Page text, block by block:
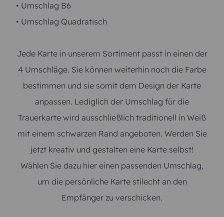
• Umschlag B6
• Umschlag Quadratisch
Jede Karte in unserem Sortiment passt in einen der
4 Umschläge. Sie können weiterhin noch die Farbe
bestimmen und sie somit dem Design der Karte
anpassen. Lediglich der Umschlag für die
Trauerkarte wird ausschließlich traditionell in Weiß
mit einem schwarzen Rand angeboten. Werden Sie
jetzt kreativ und gestalten eine Karte selbst!
Wählen Sie dazu hier einen passenden Umschlag,
um die persönliche Karte stilecht an den
Empfänger zu verschicken.